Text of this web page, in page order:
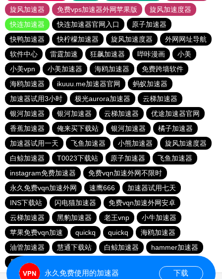
旋风加速器
免费vps加速器外网苹果版
旋风加速度器
快连加速器
快连加速器官网入口
原子加速器
快鸭加速器
快柠檬加速器 旋风加速度器
外网网址导航
软件中心
雷霆加速 狂飙加速器 哔咔漫画
小美
小美vpn
小美加速器 海鸥加速器
免费跨墙软件
海鸥加速器
ikuuu.me加速器官网
蚂蚁加速器
加速器试用3小时
极光aurora加速器
云梯加速器
银河加速器
银河加速器 云梯加速器
优途加速器官网
香蕉加速器
俺来买下载站 银河加速器
橘子加速器
加速器试用一天
飞鱼加速器 小熊加速器
旋风加速度器
白鲸加速器
T0023下载站 原子加速器
飞鱼加速器
instagram免费加速器
免费vqn加速外网不限时
永久免费vqn加速外网
速鹰666
加速器试用七天
INS下载站
闪电猫加速器
免费vqn加速外网安卓
云梯加速器
黑豹加速器 老王vnp
小牛加速器
苹果免费vqn加速
quickq quickq
海鸥加速器
油管加速器
慧通下载站 白鲸加速器
hammer加速器
暴雪加速器vp
永久免费使用的加速器 下载